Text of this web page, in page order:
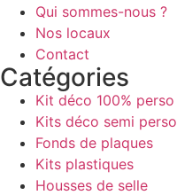
Qui sommes-nous ?
Nos locaux
Contact
Catégories
Kit déco 100% perso
Kits déco semi perso
Fonds de plaques
Kits plastiques
Housses de selle